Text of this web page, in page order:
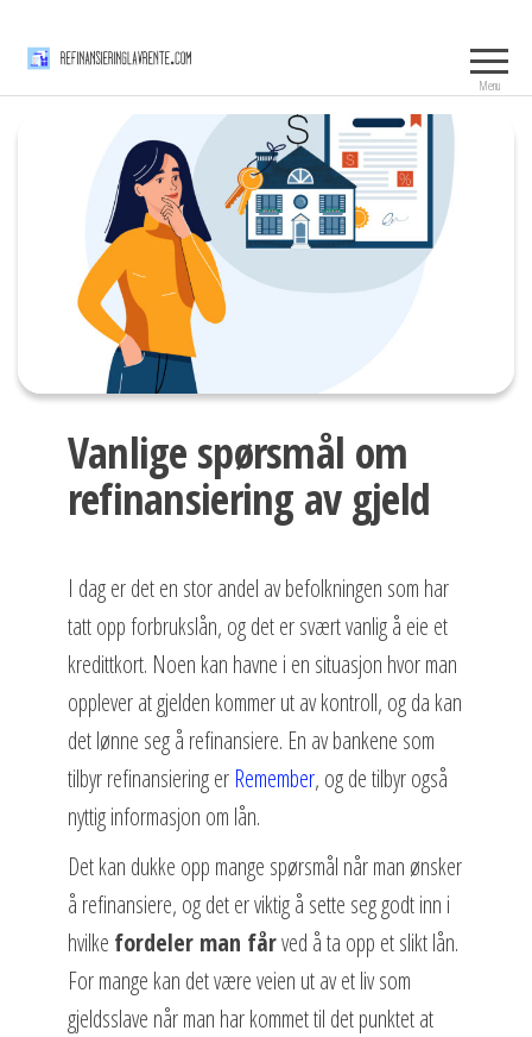
the
Menu
Vanlige spørsmål om
refinansiering av gjeld
I dag er det en stor andel av befolkningen som har
tatt opp forbrukslån, og det er svært vanlig å eie et
kredittkort. Noen kan havne i en situasjon hvor man
opplever at gjelden kommer ut av kontroll, og da kan
det lønne seg å refinansiere. En av bankene som
tilbyr refinansiering er Remember, og de tilbyr også
nyttig informasjon om lån.
Det kan dukke opp mange spørsmål når man ønsker
å refinansiere, og det er viktig å sette seg godt inn i
hvilke fordeler man fårved å ta opp et slikt lån.
For mange kan det være veien ut av et liv som
gjeldsslave når man har kommet til det punktet at